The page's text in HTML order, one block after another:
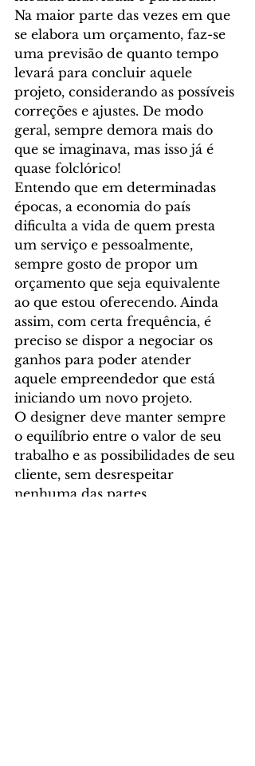
Na maior parte das vezes em que
se elabora um orçamento, faz-se
uma previsão de quanto tempo
levará para concluir aquele
projeto, considerando as possíveis
correções e ajustes. De modo
geral, sempre demora mais do
que se imaginava, mas isso já é
quase folclórico!
Entendo que em determinadas
épocas, a economia do país
dificulta a vida de quem presta
um serviço e pessoalmente,
sempre gosto de propor um
orçamento que seja equivalente
ao que estou oferecendo. Ainda
assim, com certa frequência, é
preciso se dispor a negociar os
ganhos para poder atender
aquele empreendedor que está
iniciando um novo projeto.
O designer deve manter sempre
o equilíbrio entre o valor de seu
trabalho e as possibilidades de seu
cliente, sem desrespeitar
nenhuma das partes.